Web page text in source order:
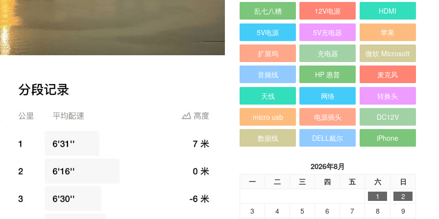
乱七八糟 12V电源 HDMI
5V电源 5V充电器 苹果
扩展坞 充电器 微软 Microsoft
音频线 HP 惠普 麦克风
天线 网络 转换头
micro usb 电源插头 DC12V
数据线 DELL戴尔 iPhone
2026年8月
一 二 三 四 五 六
日
1
2
3
4 5 6 7 8 9